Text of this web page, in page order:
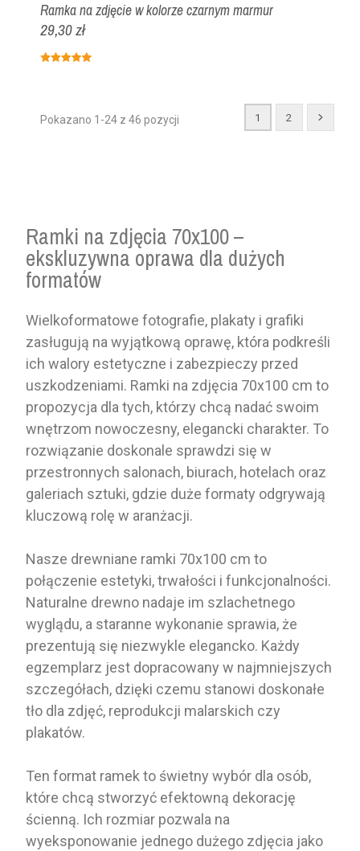
Ramka na zdjęcie w kolorze czarnym marmur
29,30 zł
Pokazano 1-24 z 46 pozycji 1 2
Ramki na zdjęcia 70x100 –
ekskluzywna oprawa dla dużych
formatów
Wielkoformatowe fotografie, plakaty i grafiki
zasługują na wyjątkową oprawę, która podkreśli
ich walory estetyczne i zabezpieczy przed
uszkodzeniami. Ramki na zdjęcia 70x100 cm to
propozycja dla tych, którzy chcą nadać swoim
wnętrzom nowoczesny, elegancki charakter. To
rozwiązanie doskonale sprawdzi się w
przestronnych salonach, biurach, hotelach oraz
galeriach sztuki, gdzie duże formaty odgrywają
kluczową rolę w aranżacji.
Nasze drewniane ramki 70x100 cm to
połączenie estetyki, trwałości i funkcjonalności.
Naturalne drewno nadaje im szlachetnego
wyglądu, a staranne wykonanie sprawia, że
prezentują się niezwykle elegancko. Każdy
egzemplarz jest dopracowany w najmniejszych
szczegółach, dzięki czemu stanowi doskonałe
tło dla zdjęć, reprodukcji malarskich czy
plakatów.
Ten format ramek to świetny wybór dla osób,
które chcą stworzyć efektowną dekorację
ścienną. Ich rozmiar pozwala na
wyeksponowanie jednego dużego zdjęcia jako